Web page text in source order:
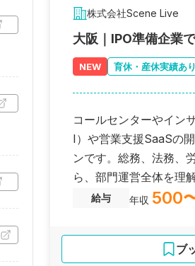
株式会社Scene Live
大阪｜IPO準備企業
NEW 育休・産休実績あり
コールセンターやイン
I）や営業支援SaaSの
ンです。総務、法務、
ら、部門運営全体を理
給与 年収 500
ブ